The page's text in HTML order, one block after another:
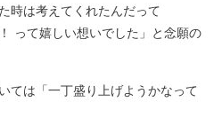
時は考えてくれたんだって
って嬉しい想いでした」と念願の
ては「一丁盛り上げようかなって